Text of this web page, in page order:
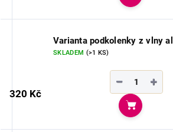
Varianta podkolenky z vlny
SKLADEM (>1 KS)
320 Kč
+
−
Do